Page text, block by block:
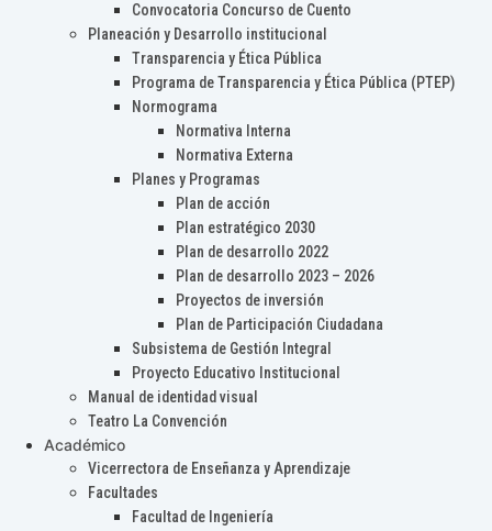
Convocatoria Concurso de Cuento
Planeación y Desarrollo institucional
Transparencia y Ética Pública
Programa de Transparencia y Ética Pública (PTEP)
Normograma
Normativa Interna
Normativa Externa
Planes y Programas
Plan de acción
Plan estratégico 2030
Plan de desarrollo 2022
Plan de desarrollo 2023 – 2026
Proyectos de inversión
Plan de Participación Ciudadana
Subsistema de Gestión Integral
Proyecto Educativo Institucional
Manual de identidad visual
Teatro La Convención
Académico
Vicerrectora de Enseñanza y Aprendizaje
Facultades
Facultad de Ingeniería